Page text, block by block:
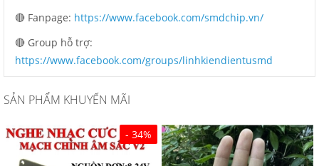
🔴 Fanpage: https://www.facebook.com/smdchip.vn/
🔴 Group hỗ trợ:
https://www.facebook.com/groups/linhkiendientusmd
SẢN PHẨM KHUYẾN MÃI
- 34%